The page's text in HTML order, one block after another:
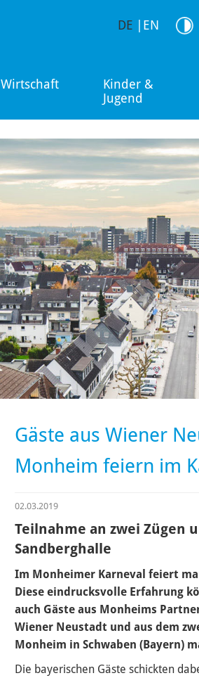
Wirtschaft
Kinder &
Jugend
DE EN
Gäste aus Wiener
Monheim feiern im
02.03.2019
Teilnahme an zwei Zügen
Sandberghalle
Im Monheimer Karneval feiert
Diese eindrucksvolle Erfahrung
auch Gäste aus Monheims
Wiener Neustadt und aus dem
Monheim in Schwaben (Bayern)
Die bayerischen Gäste schickten